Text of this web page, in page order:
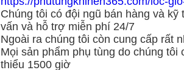
Chúng tôi có đội ngũ bán hàng và
vấn và hỗ trợ miễn phí 24/7
Ngoài ra chúng tôi còn cung cấp rất
Mọi sản phẩm phụ tùng do chúng
thiểu 1500 giờ